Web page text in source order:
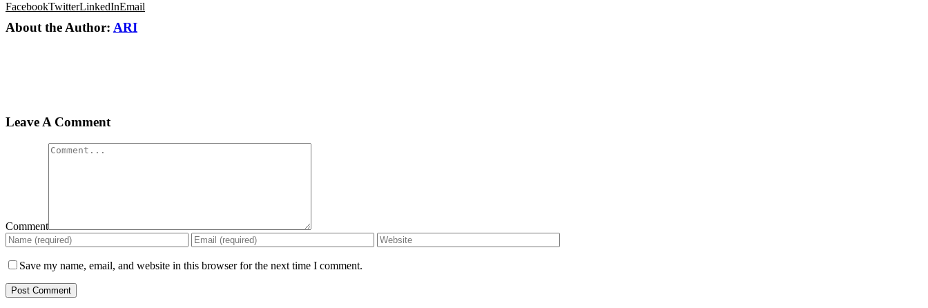
FacebookTwitterLinkedInEmail
About the Author: ARI
Leave A Comment
Comment
Save my name, email, and website in this browser for the next time I comment.